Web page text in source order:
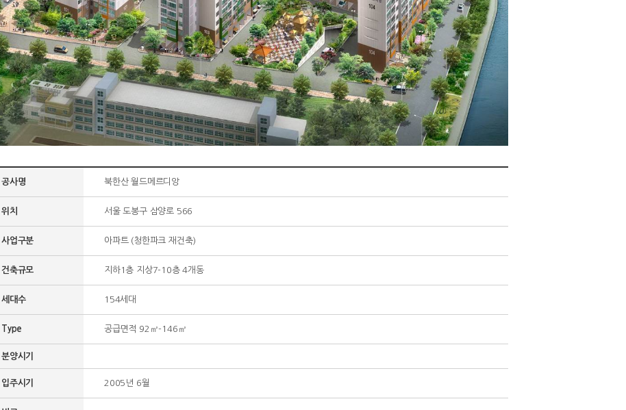
공사명 북한산 월드메르디앙
위치 서울 도봉구 삼양로 566
사업구분 아파트 (청한파크 재건축)
건축규모 지하1층 지상7-10층 4개동
세대수 154세대
Type 공급면적 92㎡-146㎡
분양시기
입주시기 2005년 6월